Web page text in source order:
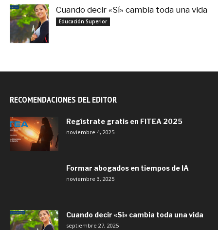
Cuando decir «Sí» cambia toda una vida
Educación Superior
RECOMENDACIONES DEL EDITOR
Regístrate gratis en FITEA 2025
noviembre 4, 2025
Formar abogados en tiempos de IA
noviembre 3, 2025
Cuando decir «Sí» cambia toda una vida
septiembre 27, 2025